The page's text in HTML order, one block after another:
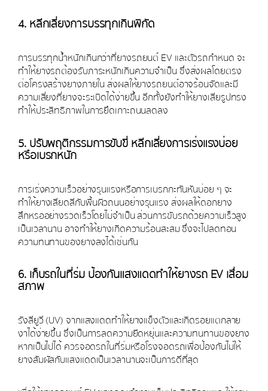
4. หลีกเลี่ยงการบรรทุกเกินพิกัด
การบรรทุกน้ำหนักเกินกว่าที่ยางรถยนต์ EV และตัวรถกำหนด จะ
ทำให้ยางรถต้องรับภาระหนักเกินความจำเป็น ซึ่งส่งผลโดยตรง
ต่อโครงสร้างยางภายใน ส่งผลให้ยางรถยนต์อาจร้อนจัดและมี
ความเสี่ยงที่ยางจะระเบิดได้ง่ายขึ้น อีกทั้งยังทำให้ยางเสียรูปทรง
ทำให้ประสิทธิภาพในการยึดเกาะถนนลดลง
5. ปรับพฤติกรรมการขับขี่ หลีกเลี่ยงการเร่งแรงบ่อย
หรือเบรกหนัก
การเร่งความเร็วอย่างรุนแรงหรือการเบรกกะทันหันบ่อย ๆ จะ
ทำให้ยางเสียดสีกับพื้นผิวถนนอย่างรุนแรง ส่งผลให้ดอกยาง
สึกหรออย่างรวดเร็วโดยไม่จำเป็น ส่วนการขับรถด้วยความเร็วสูง
เป็นเวลานาน อาจทำให้ยางเกิดความร้อนสะสม ซึ่งจะไปลดทอน
ความทนทานของยางลงได้เช่นกัน
6. เก็บรถในที่ร่ม ป้องกันแสงแดดทำให้ยางรถ EV เสื่อม
สภาพ
รังสียูวี (UV) จากแสงแดดทำให้ยางแข็งตัวและเกิดรอยแตกลาย
งาได้ง่ายขึ้น ซึ่งเป็นการลดความยืดหยุ่นและความทนทานของยาง
หากเป็นไปได้ ควรจอดรถในที่ร่มหรือโรงจอดรถเพื่อป้องกันไม่ให้
ยางสัมผัสกับแสงแดดเป็นเวลานานจะเป็นการดีที่สุด